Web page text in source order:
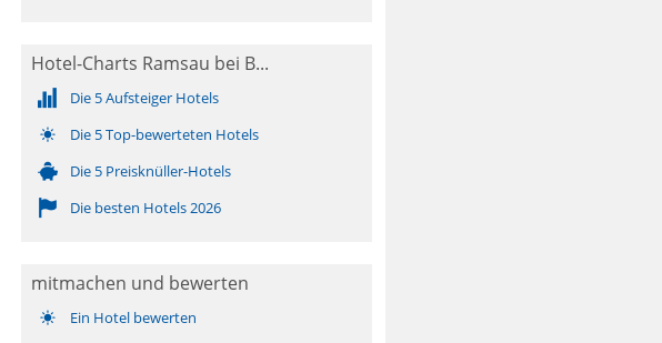
Hotel-Charts Ramsau bei B...
Die 5 Aufsteiger Hotels
Die 5 Top-bewerteten Hotels
Die 5 Preisknüller-Hotels
Die besten Hotels 2026
mitmachen und bewerten
Ein Hotel bewerten